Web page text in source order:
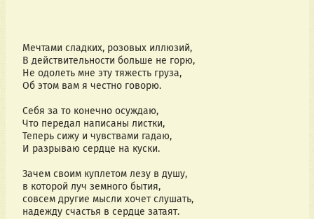
Мечтами сладких, розовых иллюзий,
В действительности больше не горю,
Не одолеть мне эту тяжесть груза,
Об этом вам я честно говорю.
Себя за то конечно осуждаю,
Что передал написаны листки,
Теперь сижу и чувствами гадаю,
И разрываю сердце на куски.
Зачем своим куплетом лезу в душу,
в которой луч земного бытия,
совсем другие мысли хочет слушать,
надежду счастья в сердце затаят.